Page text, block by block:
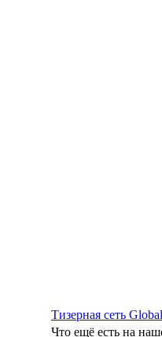
Тизерная сеть
Что ещё есть на